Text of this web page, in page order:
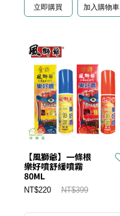
立即購買 加入購物車
【風獅爺】一條根
樂好噴舒緩噴霧
80ML
NT$220 NT$399